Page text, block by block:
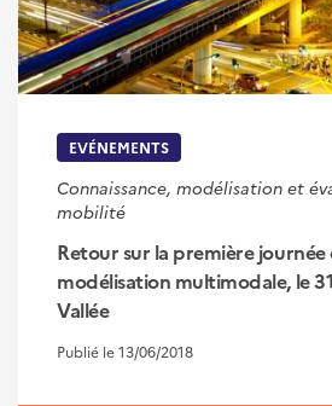
EVÉNEMENTS
Connaissance, modélisation et
mobilité
Retour sur la première journée
modélisation multimodale, le
Vallée
Publié le 13/06/2018